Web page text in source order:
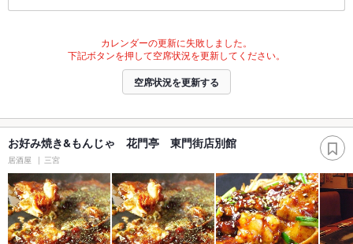
カレンダーの更新に失敗しました。
下記ボタンを押して空席状況を更新してください。
空席状況を更新する
お好み焼き&もんじゃ 花門亭 東門街店別館
居酒屋 三宮